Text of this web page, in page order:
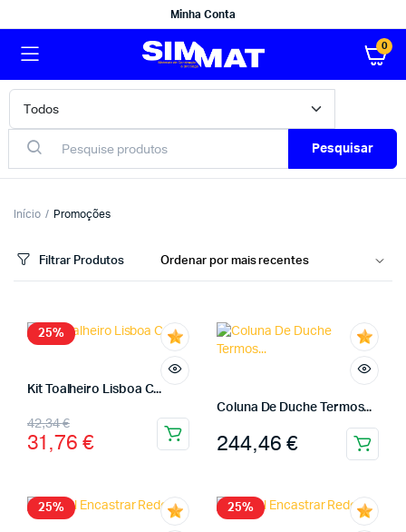
Minha Conta
0
Pesquisar
Início Promoções
Filtrar Produtos
25%
Kit Toalheiro Lisboa C...
42,34€
31,76 €
Coluna De Duche Termos...
244,46 €
25% 25%